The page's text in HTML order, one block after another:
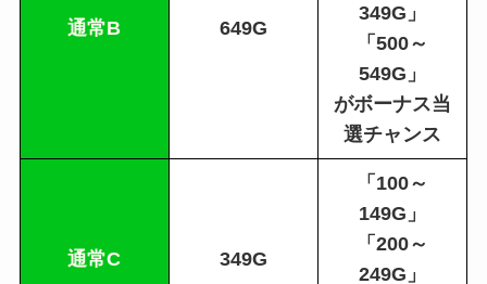
通常B 649G
349G」
「500～
549G」
がボーナス当
選チャンス
通常C 349G
「100～
149G」
「200～
249G」